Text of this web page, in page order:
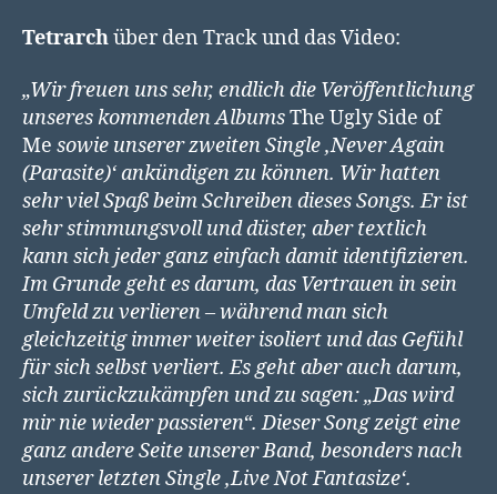
Tetrarchüber den Track und das Video:
„Wir freuen uns sehr, endlich die Veröffentlichung
unseres kommenden AlbumsThe Ugly Side of
Me sowie unserer zweiten Single ‚Never Again
(Parasite)‘ ankündigen zu können. Wir hatten
sehr viel Spaß beim Schreiben dieses Songs. Er ist
sehr stimmungsvoll und düster, aber textlich
kann sich jeder ganz einfach damit identifizieren.
Im Grunde geht es darum, das Vertrauen in sein
Umfeld zu verlieren – während man sich
gleichzeitig immer weiter isoliert und das Gefühl
für sich selbst verliert. Es geht aber auch darum,
sich zurückzukämpfen und zu sagen: „Das wird
mir nie wieder passieren“. Dieser Song zeigt eine
ganz andere Seite unserer Band, besonders nach
unserer letzten Single ‚Live Not Fantasize‘.